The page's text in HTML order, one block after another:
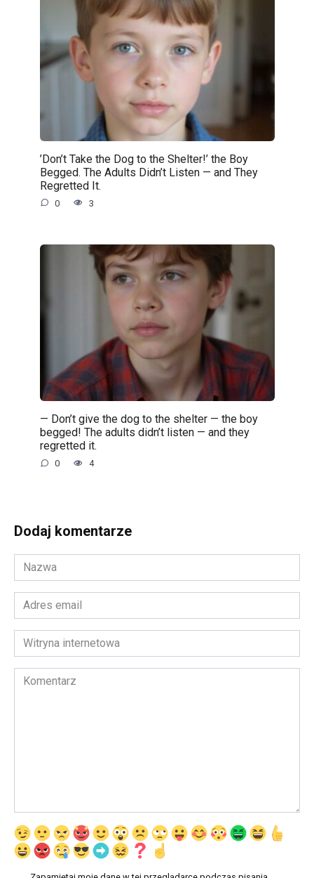
’Don’t Take the Dog to the Shelter!’ the Boy
Begged. The Adults Didn’t Listen — and They
Regretted It.
0 3
— Don’t give the dog to the shelter — the boy
begged! The adults didn’t listen — and they
regretted it.
0 4
Dodaj komentarze
Nazwa
*
Adres
email
*Witryna
internetowa
Komentarz